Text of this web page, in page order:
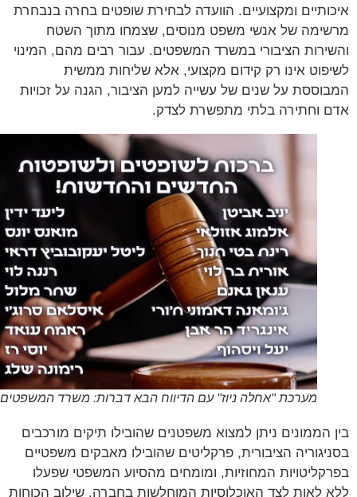
ומקצועיים. הוועדה לבחירת שופטים בחרה בנבחרת
של אנשי משפט מנוסים, שצמחו מתוך השטח
הציבורי במשרד המשפטים. עבור רבים מהם, המינוי
אינו רק קידום מקצועי, אלא שליחות ממשית
על שנים של עשייה למען הציבור, הגנה על זכויות
וחתירה בלתי מתפשרת לצדק.
מערכת "אחלה ניוז" עם הדיווח הבא דברות: משרד המשפטים
הממונים ניתן למצוא משפטנים שהובילו תיקים מורכבים
הציבורית, פרקליטים שהובילו מאבקים משפטיים
המחוזיות, ומומחים מהסיוע המשפטי שפעלו
לאות לצד האוכלוסיות המוחלשות בחברה. שילוב הכוחות